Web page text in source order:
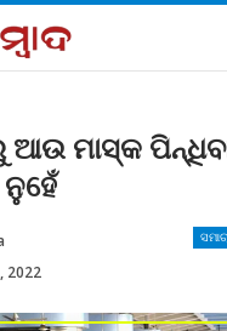
ଆଉ ମାସ୍କ
2022